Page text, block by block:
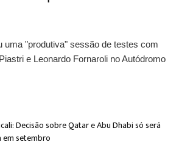
uma "produtiva" sessão de testes com
e Leonardo Fornaroli no Autódromo
Decisão sobre Qatar e Abu Dhabi só será
setembro